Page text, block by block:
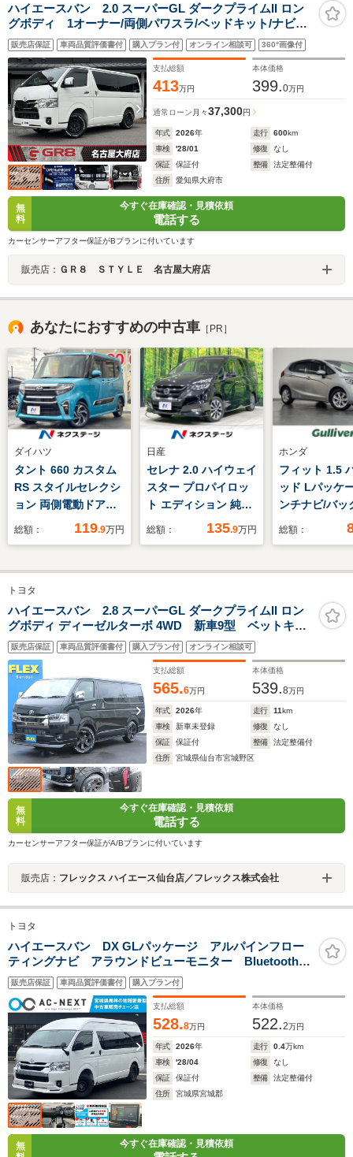
ハイエースバン 2.0 スーパーGL ダークプライムII ロン
グボディ 1オーナー/両側パワスラ/ベッドキット/ナビTV/
全方位カメラ/デジタルインナーミラー/コーナーソナー/ス
マートキー/セーフティセンス/サイドバイザー/LEDヘッド
ライト/16inアルミ/ETC/車中泊
販売店保証 車両品質評価書付 購入プラン付 オンライン相談可 360°画像付
支払総額
413万円
本体価格
399.0万円
通常ローン 月々37,300円
年式 2026年 走行 600km
車検
'28/01 修復
なし
保証
保証付 整備
法定整備付
住所
愛知県大府市
無
料
今すぐ在庫確認・見積依頼
電話する
カーセンサーアフター保証がBプランに付いています
販売店： ＧＲ８ ＳＴＹＬＥ 名古屋大府店
あなたにおすすめの中古車 ［PR］
ダイハツ
タント 660 カスタム
RS スタイルセレクシ
ョン 両側電動ドア
ナビ バックカメラ
コ スマートキー
LEDヘッド ビルトイ
ンETC 純正15イン
チアルミ 車線逸脱警
報 オートライト オ
ートエアコン
総額： 119.9万円
日産
セレナ 2.0 ハイウェイ
スター プロパイロッ
ト エディション 純正
9型ナビ 後席モニタ
キ プロパイロット
車 コーナーセンサ
ー スマートキー
ETC 純正16インチ
AW 誤発進抑制機
能 電動パーキング
総額： 135.9万円
ホンダ
フィット 1.5
ッド Lパッケ
ンチナビ/バッ
ラ/ビルトイ
オートライト/
ングスイッチ/
エアコン/
ミラー
総額：
トヨタ
ハイエースバン 2.8 スーパーGL ダークプライムII ロン
グボディ ディーゼルターボ 4WD 新車9型 ベットキッ
ト アーバングランデ17AW ナスカータイヤ ディスプ
レイオーディオプラス フロントスポイラー オーバー
フェンダー オメガLEDテール 両側パワースライドド
ア バイビームヘットライト
販売店保証 車両品質評価書付 購入プラン付 オンライン相談可
支払総額
565.6万円
本体価格
539.8万円
年式 2026年 走行 11km
車検
新車未登録 修復
なし
保証
保証付 整備
法定整備付
住所
宮城県仙台市宮城野区
無
料
今すぐ在庫確認・見積依頼
電話する
カーセンサーアフター保証がA/Bプランに付いています
販売店： フレックス ハイエース仙台店／フレックス株式会社
トヨタ
ハイエースバン DX GLパッケージ アルパインフロー
ティングナビ アラウンドビューモニター Bluetooth
CD DVD LEDヘッドライト フォグランプモデリスタ
エアロ HDMI USBポート 100Wコンセント ドリン
クホルダー
販売店保証 車両品質評価書付 購入プラン付
支払総額
528.8万円
本体価格
522.2万円
年式 2026年 走行 0.4万km
車検
'28/04 修復
なし
保証
保証付 整備
法定整備付
住所
宮城県宮城郡
無
今すぐ在庫確認・見積依頼